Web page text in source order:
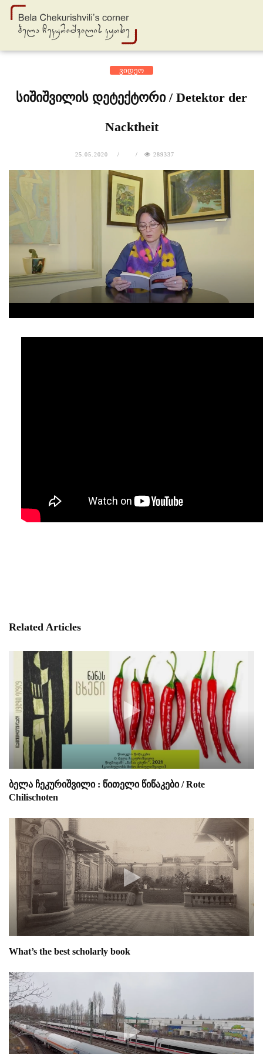
ვიდეო
სიშიშვილის დეტექტორი / Detektor der
Nacktheit
25.05.2020 289337
Related Articles
ბელა ჩეკურიშვილი : წითელი წიწაკები / Rote
Chilischoten
What’s the best scholarly book